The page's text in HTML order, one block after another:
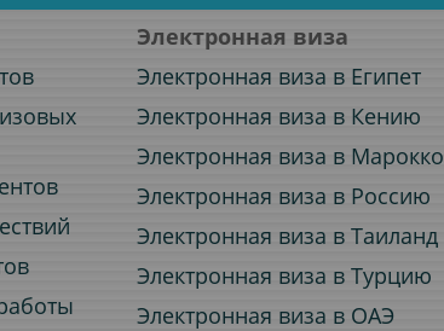
Электронная виза
Электронная виза в Египет
Электронная виза в Кению
Электронная виза в Марокко
Электронная виза в Россию
Электронная виза в Таиланд
Электронная виза в Турцию
Электронная виза в ОАЭ